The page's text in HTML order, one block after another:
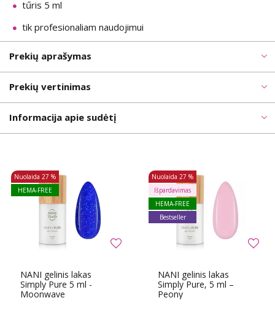
tűris 5 ml
tik profesionaliam naudojimui
Prekių aprašymas
Prekių vertinimas
Informacija apie sudėtį
NANI gelinis lakas
Simply Pure 5 ml -
Moonwave
Nuolaida 27 %
HEMA-FREE
NANI gelinis lakas
Simply Pure, 5 ml –
Peony
Nuolaida 27 %
Išpardavimas
HEMA-FREE
Bestseller